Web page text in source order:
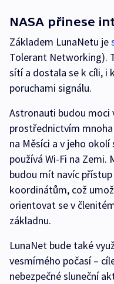
NASA přinese
Základem LunaNetu je
Tolerant Networking).
sítí a dostala se k cíli, i
poruchami signálu.
Astronauti budou moci
prostřednictvím
na Měsíci a v jeho
používá Wi-Fi na
budou mít navíc
koordinátům, což
orientovat se v
základnu.
LunaNet bude také
vesmírného počasí –
nebezpečné sluneční